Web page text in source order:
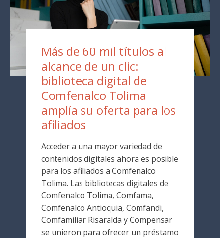
Más de 60 mil títulos al
alcance de un clic:
biblioteca digital de
Comfenalco Tolima
amplía su oferta para los
afiliados
Acceder a una mayor variedad de
contenidos digitales ahora es posible
para los afiliados a Comfenalco
Tolima. Las bibliotecas digitales de
Comfenalco Tolima, Comfama,
Comfenalco Antioquia, Comfandi,
Comfamiliar Risaralda y Compensar
se unieron para ofrecer un préstamo